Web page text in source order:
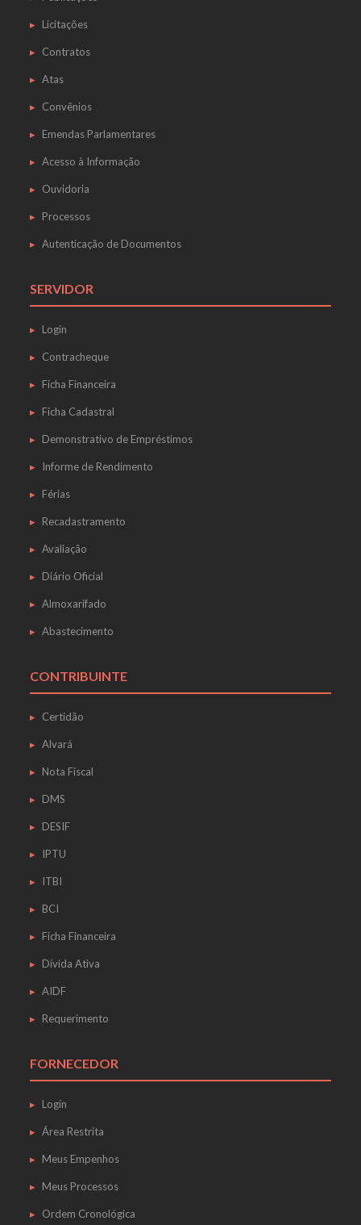
Licitações
Contratos
Atas
Convênios
Emendas Parlamentares
Acesso à Informação
Ouvidoria
Processos
Autenticação de Documentos
SERVIDOR
Login
Contracheque
Ficha Financeira
Ficha Cadastral
Demonstrativo de Empréstimos
Informe de Rendimento
Férias
Recadastramento
Avaliação
Diário Oficial
Almoxarifado
Abastecimento
CONTRIBUINTE
Certidão
Alvará
Nota Fiscal
DMS
DESIF
IPTU
ITBI
BCI
Ficha Financeira
Dívida Ativa
AIDF
Requerimento
FORNECEDOR
Login
Área Restrita
Meus Empenhos
Meus Processos
Ordem Cronológica